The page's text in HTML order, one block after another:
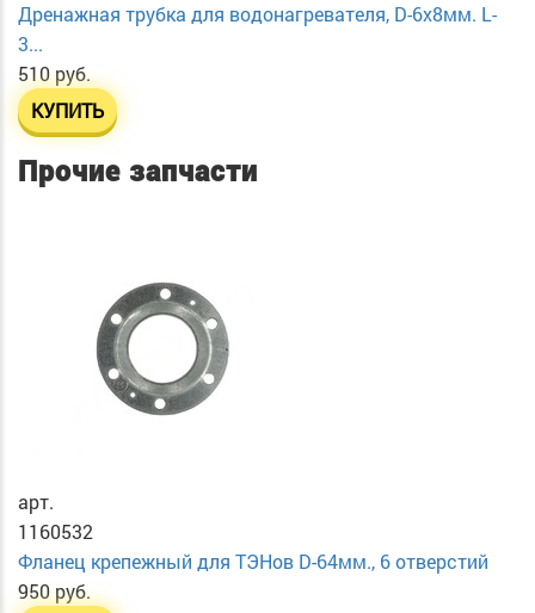
Дренажная трубка для водонагревателя, D-6х8мм. L-
3...
510 руб.
КУПИТЬ
Прочие запчасти
арт.
1160532
Фланец крепежный для ТЭНов D-64мм., 6 отверстий
950 руб.